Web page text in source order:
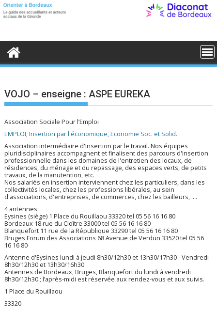
S
t
o
VOJO – enseigne : ASPE EUREKA
Association Sociale Pour l’Emploi
EMPLOI,Insertion par l'économique, Economie Soc. et Solid.
Association intermédiaire d'Insertion par le travail. Nos équipes
pluridisciplinaires accompagnent et finalisent des parcours d'insertion
professionnelle dans les domaines de l'entretien des locaux, de
résidences, du ménage et du repassage, des espaces verts, de petits
travaux, de la manutention, etc.
Nos salariés en insertion interviennent chez les particuliers, dans les
collectivités locales, chez les professions libérales, au sein
d'associations, d'entreprises, de commerces, chez les bailleurs, ....
4 antennes:
Eysines (siège) 1 Place du Rouillaou 33320 tel 05 56 16 16 80
Bordeaux 18 rue du Cloître 33000 tel 05 56 16 16 80
Blanquefort 11 rue de la République 33290 tel 05 56 16 16 80
Bruges Forum des Associations 68 Avenue de Verdun 33520 tel 05 56
16 16 80
Antenne d'Eysines lundi à jeudi 8h30/12h30 et 13h30/17h30 - Vendredi
8h30/12h30 et 13h30/16h30
Antennes de Bordeaux, Bruges, Blanquefort du lundi à vendredi
8h30/12h30 ; l’après-midi est réservée aux rendez-vous et aux suivis.
1 Place du Rouillaou
33320